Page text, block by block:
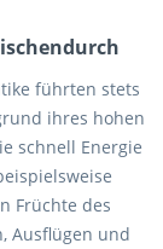
führten stets
ihres hohen
schnell Energie
Früchte des
Ausflügen und